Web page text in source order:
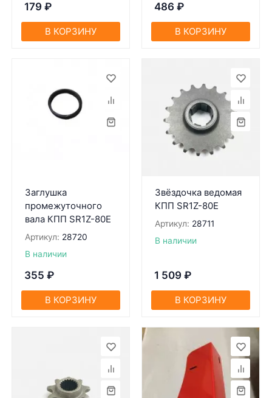
179 ₽
В КОРЗИНУ
486 ₽
В КОРЗИНУ
Заглушка
промежуточного
вала КПП SR1Z-80Е
Артикул: 28720
В наличии
355 ₽
В КОРЗИНУ
Звёздочка ведомая
КПП SR1Z-80Е
Артикул: 28711
В наличии
1 509 ₽
В КОРЗИНУ